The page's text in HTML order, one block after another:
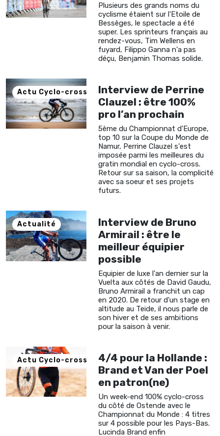
Plusieurs des grands noms du
cyclisme étaient sur l'Etoile de
Bessèges, le spectacle a été
super. Les sprinteurs français au
rendez-vous, Tim Wellens en
fuyard, Filippo Ganna n'a pas
déçu, Benjamin Thomas solide.
Actu Cyclo-cross
Interview de Perrine
Clauzel : être 100%
pro l’an prochain
5ème du Championnat d'Europe,
top 10 sur la Coupe du Monde de
Namur, Perrine Clauzel s'est
imposée parmi les meilleures du
gratin mondial en cyclo-cross.
Retour sur sa saison, la complicité
avec sa soeur et ses projets
futurs.
Actualité
Interview de Bruno
Armirail : être le
meilleur équipier
possible
Equipier de luxe l'an dernier sur la
Vuelta aux côtés de David Gaudu,
Bruno Armirail a franchit un cap
en 2020. De retour d'un stage en
altitude au Teide, il nous parle de
son hiver et de ses ambitions
pour la saison à venir.
Actu Cyclo-cross
4/4 pour la Hollande :
Brand et Van der Poel
en patron(ne)
Un week-end 100% cyclo-cross
du côté de Ostende avec le
Championnat du Monde : 4 titres
sur 4 possible pour les Pays-Bas.
Lucinda Brand enfin